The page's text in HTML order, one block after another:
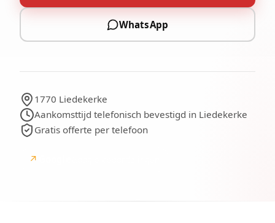
WhatsApp
1770 Liedekerke
Aankomsttijd telefonisch bevestigd in Liedekerke
Gratis offerte per telefoon
↗